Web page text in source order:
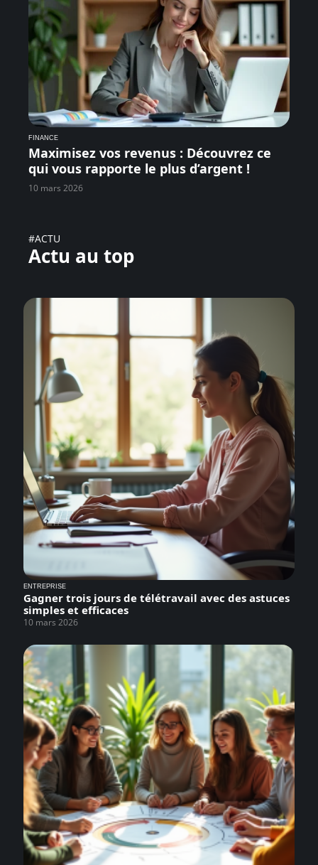
FINANCE
Maximisez vos revenus : Découvrez ce
qui vous rapporte le plus d’argent !
10 mars 2026
#ACTU
Actu au top
ENTREPRISE
Gagner trois jours de télétravail avec des astuces
simples et efficaces
10 mars 2026